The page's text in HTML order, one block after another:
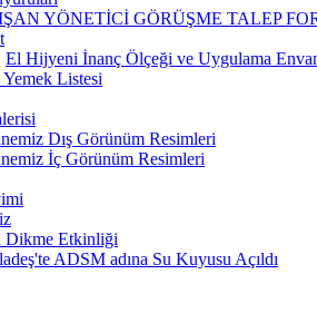
YÖNETİCİ GÖRÜŞME TALEP
El Hijyeni İnanç Ölçeği ve Uygulama
Yemek Listesi
Dış Görünüm Resimleri
İç Görünüm Resimleri
Dikme Etkinliği
ADSM adına Su Kuyusu Açıldı